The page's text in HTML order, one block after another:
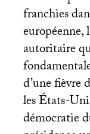
franchies
autoritaire
d’une fièvre
les États-
démocratie